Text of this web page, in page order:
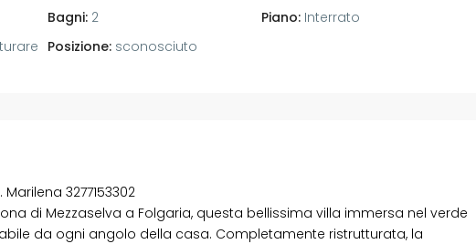
Bagni:2 Piano: Interrato
Posizione:sconosciuto
Marilena 3277153302
di Mezzaselva a Folgaria, questa bellissima villa immersa nel verde
da ogni angolo della casa. Completamente ristrutturata, la